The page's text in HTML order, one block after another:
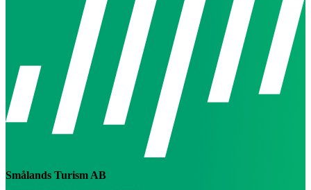
Smålands Turism AB